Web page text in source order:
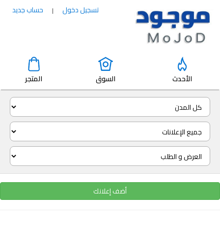
تسجيل دخول | حساب جديد
الأحدث السوق المتجر
أضف إعلانك